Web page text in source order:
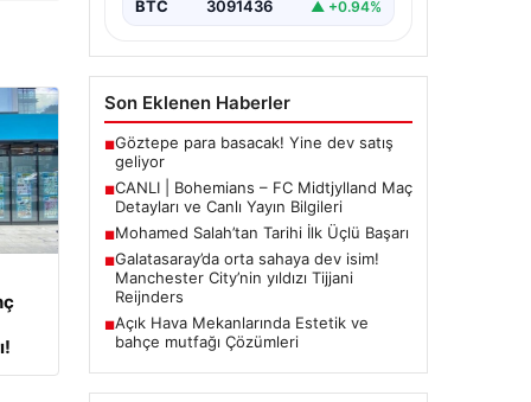
BTC 3091436 ▲ +0.94%
Son Eklenen Haberler
■Göztepe para basacak! Yine dev satış
geliyor
■CANLI | Bohemians – FC Midtjylland Maç
Detayları ve Canlı Yayın Bilgileri
■Mohamed Salah’tan Tarihi İlk Üçlü Başarı
■Galatasaray’da orta sahaya dev isim!
Manchester City’nin yıldızı Tijjani
Reijnders
■Açık Hava Mekanlarında Estetik ve
bahçe mutfağı Çözümleri